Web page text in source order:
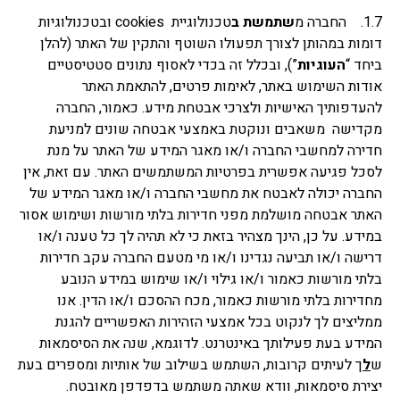
1.7. החברה מ
שתמשת ב
טכנולוגיית cookies ובטכנולוגיות
דומות במהותן לצורך תפעולו השוטף והתקין של האתר (להלן
ביחד “העוגיות”), ובכלל זה בכדי לאסוף נתונים סטטיסטיים
אודות השימוש באתר, לאימות פרטים, להתאמת האתר
להעדפותיך האישיות ולצרכי אבטחת מידע. כאמור, החברה
מקדישה משאבים ונוקטת באמצעי אבטחה שונים למניעת
חדירה למחשבי החברה ו/או מאגר המידע של האתר על מנת
לסכל פגיעה אפשרית בפרטיות המשתמשים האתר. עם זאת, אין
החברה יכולה לאבטח את מחשבי החברה ו/או מאגר המידע של
האתר אבטחה מושלמת מפני חדירות בלתי מורשות ושימוש אסור
במידע. על כן, הינך מצהיר בזאת כי לא תהיה לך כל טענה ו/או
דרישה ו/או תביעה נגדינו ו/או מי מטעם החברה עקב חדירות
בלתי מורשות כאמור ו/או גילוי ו/או שימוש במידע הנובע
מחדירות בלתי מורשות כאמור, מכח ההסכם ו/או הדין. אנו
ממליצים לך לנקוט בכל אמצעי הזהירות האפשריים להגנת
המידע בעת פעילותך באינטרנט. לדוגמא, שנה את הסיסמאות
שלך לעיתים קרובות, השתמש בשילוב של אותיות ומספרים בעת
יצירת סיסמאות, וודא שאתה משתמש בדפדפן מאובטח.